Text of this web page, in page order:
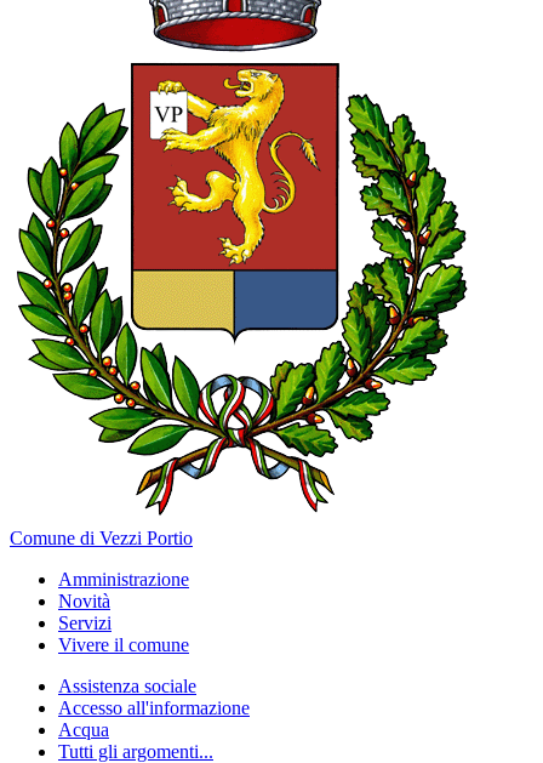
Comune di Vezzi Portio
Amministrazione
Novità
Servizi
Vivere il comune
Assistenza sociale
Accesso all'informazione
Acqua
Tutti gli argomenti...